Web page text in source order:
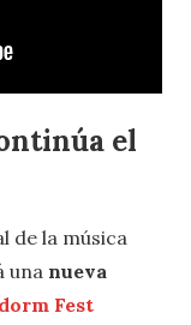
el
de la música
una nueva
Fest